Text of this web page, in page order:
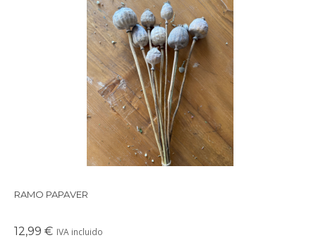
Precioso ramo de flores secas en tonos suaves y delicados,
perfectos para crear un ambiente cálido en cualquier rincón de
RAMO PAPAVER
12,99 € IVA incluido